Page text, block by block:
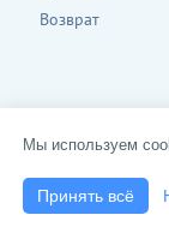
Возврат
Мы используем
Принять всё